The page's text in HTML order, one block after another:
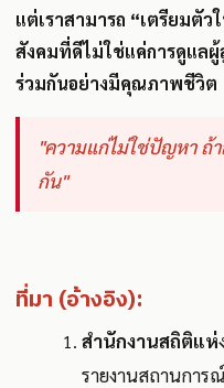
แต่เราสามารถ “เตรียมตั
สังคมที่ดีไม่ใช่แค่การดูแล
ร่วมกันอย่างมีคุณภาพชีวิต
"ความแก่ไม่ใช่ปัญหา ถ้
กัน"
ที่มา (อ้างอิง):
สำนักงานสถิติแห่
รายงานสถานการ